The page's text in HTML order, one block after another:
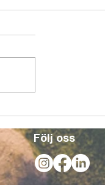
upplevelseFölj oss